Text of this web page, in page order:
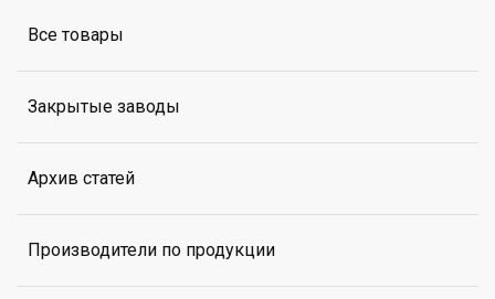
Все товары
Закрытые заводы
Архив статей
Производители по продукции